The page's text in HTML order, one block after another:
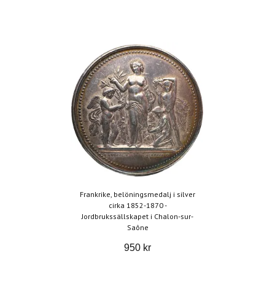
Frankrike, belöningsmedalj i silver
cirka 1852-1870 -
Jordbrukssällskapet i Chalon-sur-
Saône
950 kr